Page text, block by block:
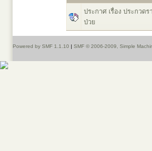
ประกาศ เรื่อง ประก
ป่วย
Powered by SMF 1.1.10 | SMF © 2006-2009, Simple